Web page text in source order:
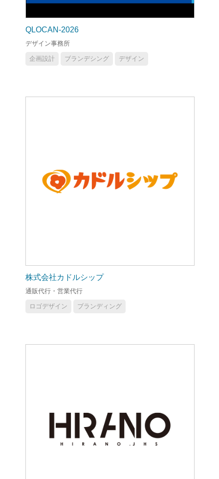
QLOCAN-2026
デザイン事務所
企画設計 ブランデシング デザイン
株式会社カドルシップ
通販代行・営業代行
ロゴデザイン ブランディング